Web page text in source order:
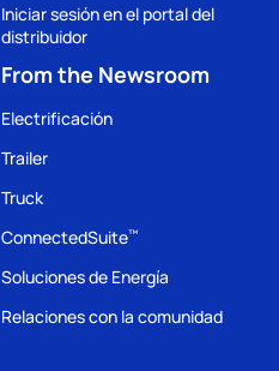
Iniciar sesión en el portal del
distribuidor
From the Newsroom
Electrificación
Trailer
Truck
ConnectedSuite™
Soluciones de Energía
Relaciones con la comunidad